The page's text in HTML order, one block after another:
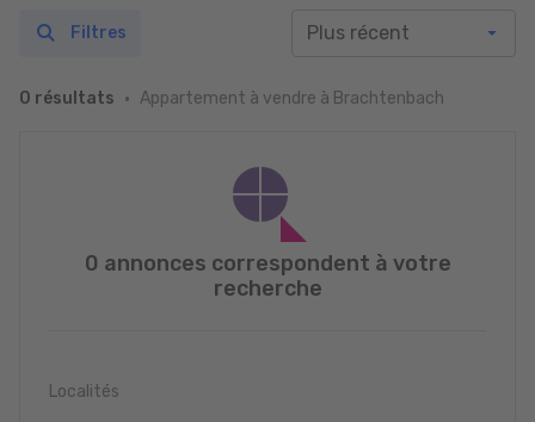
0 résultats Appartement à vendre à Brachtenbach
Filtres
0 annonces correspondent à votre
recherche
Localités